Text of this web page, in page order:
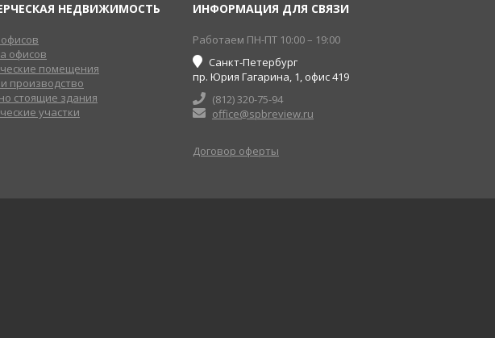
НЕДВИЖИМОСТЬ
офисов
помещения
производство
стоящие здания
участки
ИНФОРМАЦИЯ ДЛЯ СВЯЗИ
Работаем ПН-ПТ 10:00 – 19:00
Санкт-Петербург
пр. Юрия Гагарина, 1, офис 419
(812) 320-75-94
office@spbreview.ru
Договор оферты